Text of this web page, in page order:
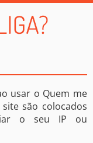
usar o Quem me
são colocados
o seu IP ou